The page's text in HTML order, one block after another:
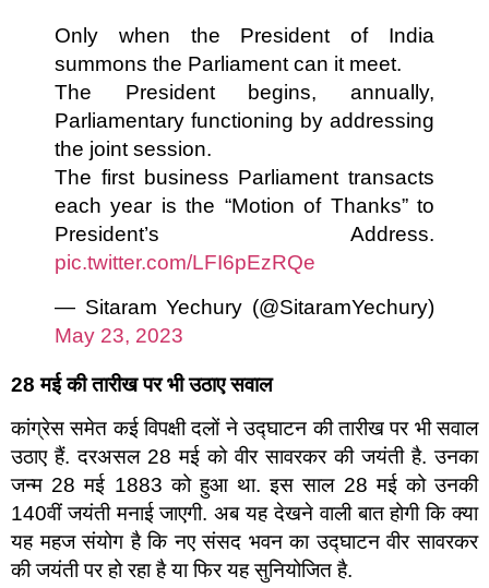
Only when the President of India
summons the Parliament can it meet.
The President begins, annually,
Parliamentary functioning by addressing
the joint session.
The first business Parliament transacts
each year is the “Motion of Thanks” to
President’s Address.
pic.twitter.com/LFI6pEzRQe
— Sitaram Yechury (@SitaramYechury)
May 23, 2023
28मई की तारीख पर भी उठाए सवाल
कांग्रेस समेत कई विपक्षी दलों ने उद्घाटन की तारीख पर भी सवाल
उठाए हैं. दरअसल 28 मई को वीर सावरकर की जयंती है. उनका
जन्म 28 मई 1883 को हुआ था. इस साल 28 मई को उनकी
140वीं जयंती मनाई जाएगी. अब यह देखने वाली बात होगी कि क्या
यह महज संयोग है कि नए संसद भवन का उद्घाटन वीर सावरकर
की जयंती पर हो रहा है या फिर यह सुनियोजित है.